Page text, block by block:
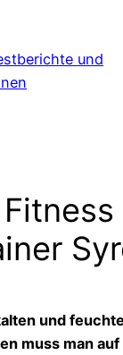
und
und
muss man auf